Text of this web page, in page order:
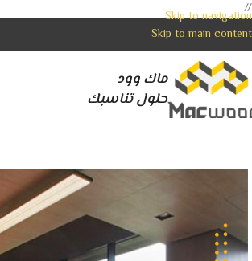
//
Skip to navigation
Skip to main content
ماك وود
حلول تناسبك